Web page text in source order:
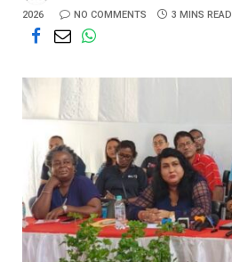
2026 NO COMMENTS 3 MINS READ